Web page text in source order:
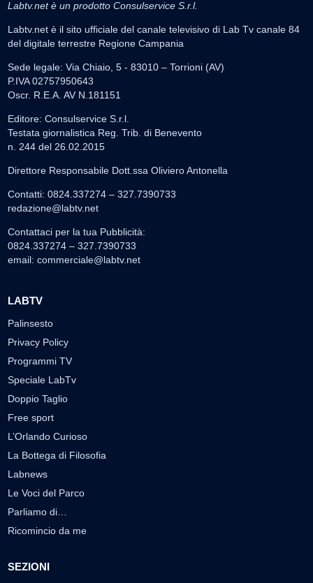
Labtv.net è un prodotto Consulservice S.r.l.
Labtv.net è il sito ufficiale del canale televisivo di Lab Tv canale 84
del digitale terrestre Regione Campania
Sede legale: Via Chiaio, 5 - 83010 – Torrioni (AV)
P.IVA 02757950643
Oscr. R.E.A. AV N.181151
Editore: Consulservice S.r.l.
Testata giornalistica Reg. Trib. di Benevento
n. 244 del 26.02.2015
Direttore Responsabile Dott.ssa Oliviero Antonella
Contatti: 0824.337274 – 327.7390733
redazione@labtv.net
Contattaci per la tua Pubblicità:
0824.337274 – 327.7390733
email: commerciale@labtv.net
LABTV
Palinsesto
Privacy Policy
Programmi TV
Speciale LabTv
Doppio Taglio
Free sport
L’Orlando Curioso
La Bottega di Filosofia
Labnews
Le Voci del Parco
Parliamo di…
Ricomincio da me
SEZIONI